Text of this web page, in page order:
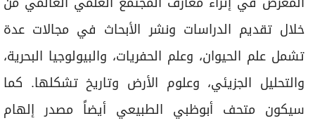
خلال تقديم الدراسات ونشر الأبحاث في مجالات عدة
تشمل علم الحيوان، وعلم الحفريات، والبيولوجيا البحرية،
والتحليل الجزيئي، وعلوم الأرض وتاريخ تشكلها. كما
سيكون متحف أبوظبي الطبيعي أيضاً مصدر إلهام